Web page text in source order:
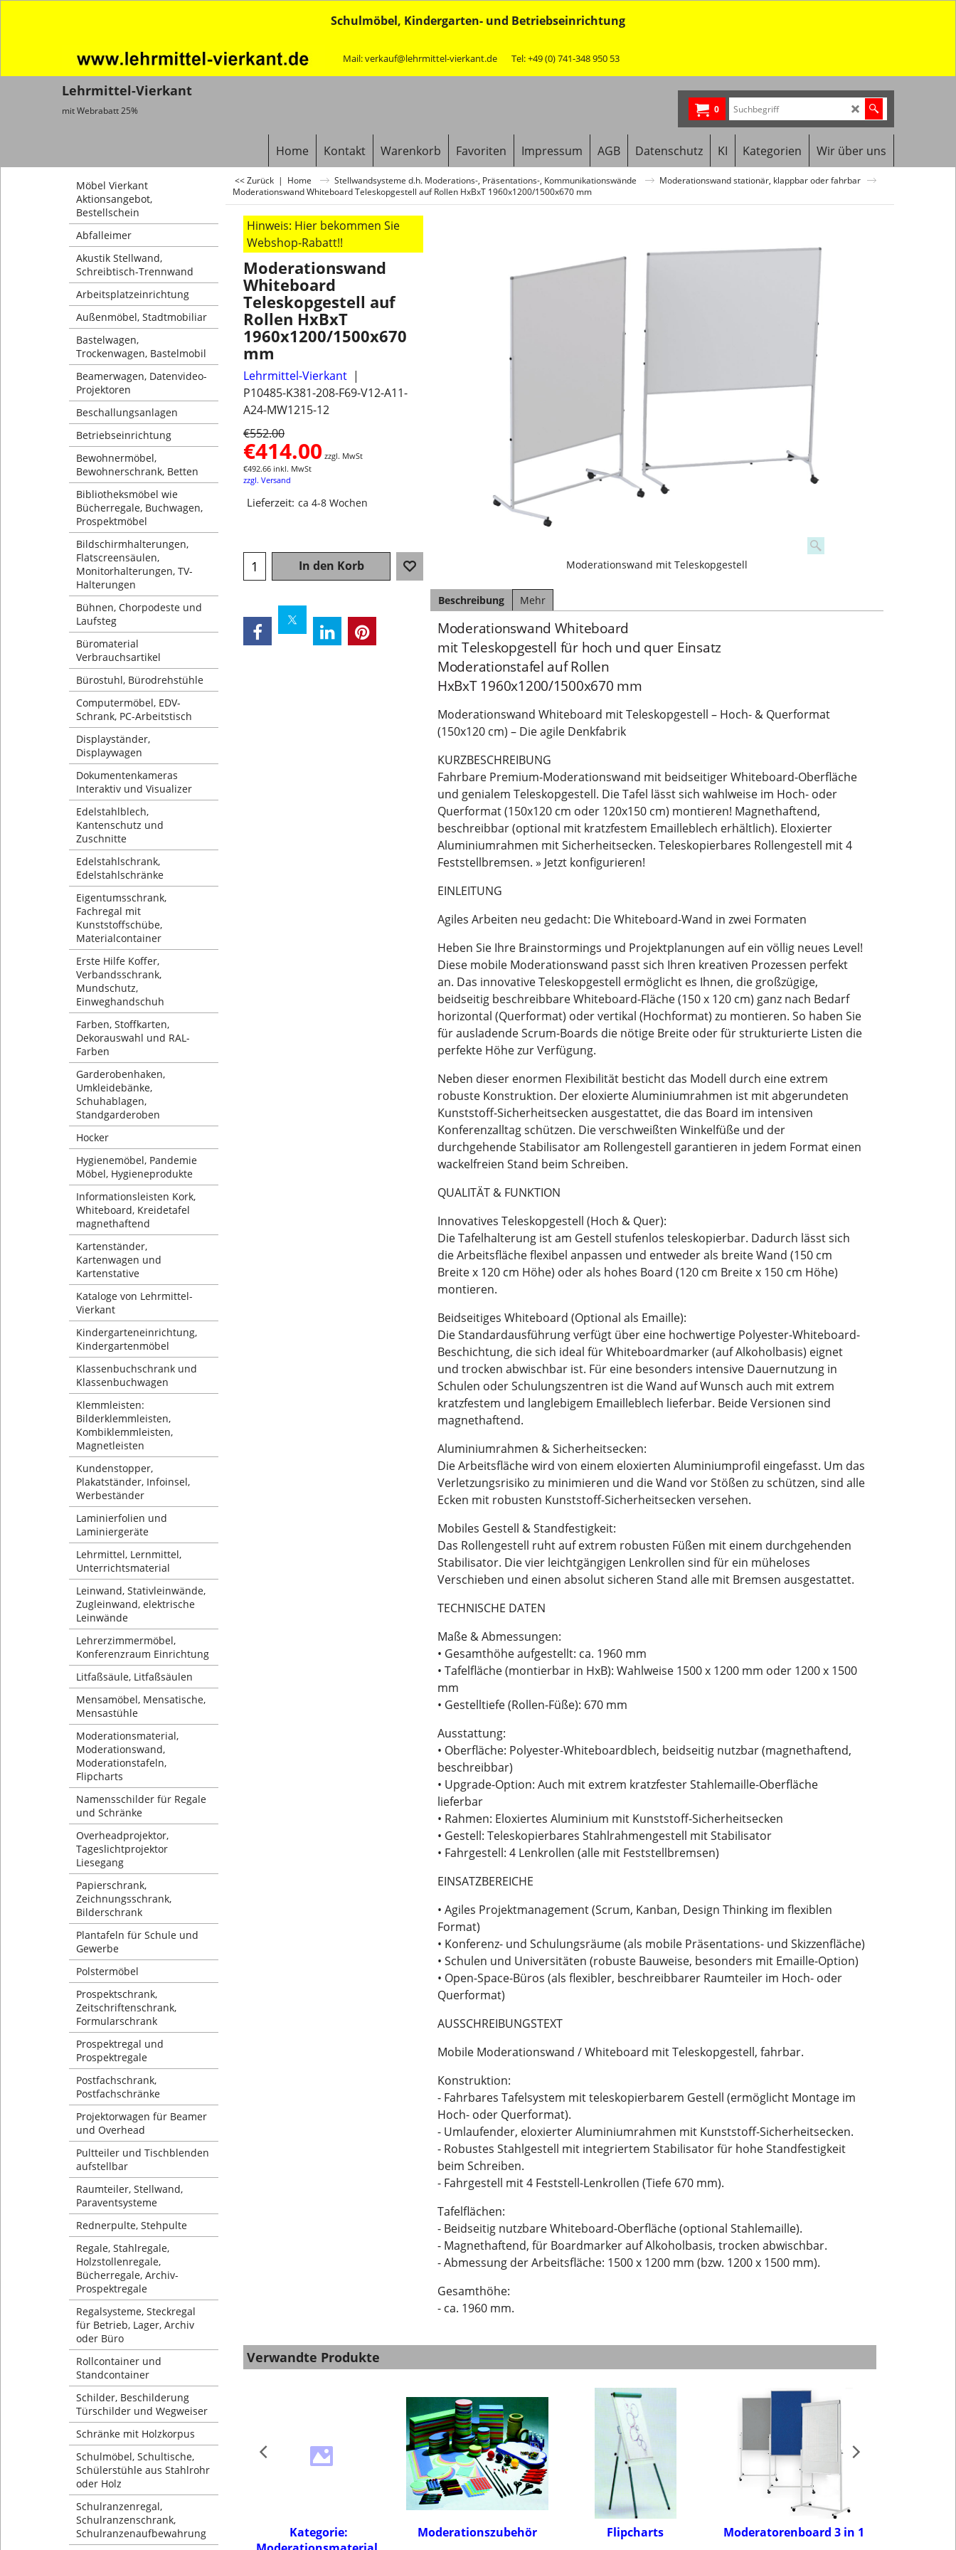
Schulmöbel, Kindergarten- und Betriebseinrichtung
Mail: verkauf@lehrmittel-vierkant.de Tel: +49 (0) 741-348 950 53
Lehrmittel-Vierkant
mit Webrabatt 25% 0
Home Kontakt Warenkorb Favoriten Impressum AGB Datenschutz KI Kategorien Wir über uns
Möbel Vierkant
Aktionsangebot,
Bestellschein
Abfalleimer
Akustik Stellwand,
Schreibtisch-Trennwand
Arbeitsplatzeinrichtung
Außenmöbel, Stadtmobiliar
Bastelwagen,
Trockenwagen, Bastelmobil
Beamerwagen, Datenvideo-
Projektoren
Beschallungsanlagen
Betriebseinrichtung
Bewohnermöbel,
Bewohnerschrank, Betten
Bibliotheksmöbel wie
Bücherregale, Buchwagen,
Prospektmöbel
Bildschirmhalterungen,
Flatscreensäulen,
Monitorhalterungen, TV-
Halterungen
Bühnen, Chorpodeste und
Laufsteg
Büromaterial
Verbrauchsartikel
Bürostuhl, Bürodrehstühle
Computermöbel, EDV-
Schrank, PC-Arbeitstisch
Displayständer,
Displaywagen
Dokumentenkameras
Interaktiv und Visualizer
Edelstahlblech,
Kantenschutz und
Zuschnitte
Edelstahlschrank,
Edelstahlschränke
Eigentumsschrank,
Fachregal mit
Kunststoffschübe,
Materialcontainer
Erste Hilfe Koffer,
Verbandsschrank,
Mundschutz,
Einweghandschuh
Farben, Stoffkarten,
Dekorauswahl und RAL-
Farben
Garderobenhaken,
Umkleidebänke,
Schuhablagen,
Standgarderoben
Hocker
Hygienemöbel, Pandemie
Möbel, Hygieneprodukte
Informationsleisten Kork,
Whiteboard, Kreidetafel
magnethaftend
Kartenständer,
Kartenwagen und
Kartenstative
Kataloge von Lehrmittel-
Vierkant
Kindergarteneinrichtung,
Kindergartenmöbel
Klassenbuchschrank und
Klassenbuchwagen
Klemmleisten:
Bilderklemmleisten,
Kombiklemmleisten,
Magnetleisten
Kundenstopper,
Plakatständer, Infoinsel,
Werbeständer
Laminierfolien und
Laminiergeräte
Lehrmittel, Lernmittel,
Unterrichtsmaterial
Leinwand, Stativleinwände,
Zugleinwand, elektrische
Leinwände
Lehrerzimmermöbel,
Konferenzraum Einrichtung
Litfaßsäule, Litfaßsäulen
Mensamöbel, Mensatische,
Mensastühle
Moderationsmaterial,
Moderationswand,
Moderationstafeln,
Flipcharts
Namensschilder für Regale
und Schränke
Overheadprojektor,
Tageslichtprojektor
Liesegang
Papierschrank,
Zeichnungsschrank,
Bilderschrank
Plantafeln für Schule und
Gewerbe
Polstermöbel
Prospektschrank,
Zeitschriftenschrank,
Formularschrank
Prospektregal und
Prospektregale
Postfachschrank,
Postfachschränke
Projektorwagen für Beamer
und Overhead
Pultteiler und Tischblenden
aufstellbar
Raumteiler, Stellwand,
Paraventsysteme
Rednerpulte, Stehpulte
Regale, Stahlregale,
Holzstollenregale,
Bücherregale, Archiv-
Prospektregale
Regalsysteme, Steckregal
für Betrieb, Lager, Archiv
oder Büro
Rollcontainer und
Standcontainer
Schilder, Beschilderung
Türschilder und Wegweiser
Schränke mit Holzkorpus
Schulmöbel, Schultische,
Schülerstühle aus Stahlrohr
oder Holz
Schulranzenregal,
Schulranzenschrank,
Schulranzenaufbewahrung
<< Zurück | Home Stellwandsysteme d.h. Moderations-, Präsentations-, Kommunikationswände
Moderationswand stationär, klappbar oder fahrbar
Moderationswand Whiteboard Teleskopgestell auf Rollen HxBxT 1960x1200/1500x670 mm
Moderationswand mit Teleskopgestell
Hinweis: Hier bekommen Sie
Webshop-Rabatt!!
Moderationswand
Whiteboard
Teleskopgestell auf
Rollen HxBxT
1960x1200/1500x670
mm
Lehrmittel-Vierkant
P10485-K381-208-F69-V12-A11-
A24-MW1215-12
€552.00
€414.00 zzgl. MwSt
€492.66 inkl. MwSt
zzgl. Versand
Lieferzeit: ca 4-8 Wochen
In den Korb
Beschreibung Mehr
Moderationswand Whiteboard
mit Teleskopgestell für hoch und quer Einsatz
Moderationstafel auf Rollen
HxBxT 1960x1200/1500x670 mm
Moderationswand Whiteboard mit Teleskopgestell – Hoch- & Querformat
(150x120 cm) – Die agile Denkfabrik
KURZBESCHREIBUNG
Fahrbare Premium-Moderationswand mit beidseitiger Whiteboard-Oberfläche
und genialem Teleskopgestell. Die Tafel lässt sich wahlweise im Hoch- oder
Querformat (150x120 cm oder 120x150 cm) montieren! Magnethaftend,
beschreibbar (optional mit kratzfestem Emailleblech erhältlich). Eloxierter
Aluminiumrahmen mit Sicherheitsecken. Teleskopierbares Rollengestell mit 4
Feststellbremsen. » Jetzt konfigurieren!
EINLEITUNG
Agiles Arbeiten neu gedacht: Die Whiteboard-Wand in zwei Formaten
Heben Sie Ihre Brainstormings und Projektplanungen auf ein völlig neues Level!
Diese mobile Moderationswand passt sich Ihren kreativen Prozessen perfekt
an. Das innovative Teleskopgestell ermöglicht es Ihnen, die großzügige,
beidseitig beschreibbare Whiteboard-Fläche (150 x 120 cm) ganz nach Bedarf
horizontal (Querformat) oder vertikal (Hochformat) zu montieren. So haben Sie
für ausladende Scrum-Boards die nötige Breite oder für strukturierte Listen die
perfekte Höhe zur Verfügung.
Neben dieser enormen Flexibilität besticht das Modell durch eine extrem
robuste Konstruktion. Der eloxierte Aluminiumrahmen ist mit abgerundeten
Kunststoff-Sicherheitsecken ausgestattet, die das Board im intensiven
Konferenzalltag schützen. Die verschweißten Winkelfüße und der
durchgehende Stabilisator am Rollengestell garantieren in jedem Format einen
wackelfreien Stand beim Schreiben.
QUALITÄT & FUNKTION
Innovatives Teleskopgestell (Hoch & Quer):
Die Tafelhalterung ist am Gestell stufenlos teleskopierbar. Dadurch lässt sich
die Arbeitsfläche flexibel anpassen und entweder als breite Wand (150 cm
Breite x 120 cm Höhe) oder als hohes Board (120 cm Breite x 150 cm Höhe)
montieren.
Beidseitiges Whiteboard (Optional als Emaille):
Die Standardausführung verfügt über eine hochwertige Polyester-Whiteboard-
Beschichtung, die sich ideal für Whiteboardmarker (auf Alkoholbasis) eignet
und trocken abwischbar ist. Für eine besonders intensive Dauernutzung in
Schulen oder Schulungszentren ist die Wand auf Wunsch auch mit extrem
kratzfestem und langlebigem Emailleblech lieferbar. Beide Versionen sind
magnethaftend.
Aluminiumrahmen & Sicherheitsecken:
Die Arbeitsfläche wird von einem eloxierten Aluminiumprofil eingefasst. Um das
Verletzungsrisiko zu minimieren und die Wand vor Stößen zu schützen, sind alle
Ecken mit robusten Kunststoff-Sicherheitsecken versehen.
Mobiles Gestell & Standfestigkeit:
Das Rollengestell ruht auf extrem robusten Füßen mit einem durchgehenden
Stabilisator. Die vier leichtgängigen Lenkrollen sind für ein müheloses
Verschieben und einen absolut sicheren Stand alle mit Bremsen ausgestattet.
TECHNISCHE DATEN
Maße & Abmessungen:
• Gesamthöhe aufgestellt: ca. 1960 mm
• Tafelfläche (montierbar in HxB): Wahlweise 1500 x 1200 mm oder 1200 x 1500
mm
• Gestelltiefe (Rollen-Füße): 670 mm
Ausstattung:
• Oberfläche: Polyester-Whiteboardblech, beidseitig nutzbar (magnethaftend,
beschreibbar)
• Upgrade-Option: Auch mit extrem kratzfester Stahlemaille-Oberfläche
lieferbar
• Rahmen: Eloxiertes Aluminium mit Kunststoff-Sicherheitsecken
• Gestell: Teleskopierbares Stahlrahmengestell mit Stabilisator
• Fahrgestell: 4 Lenkrollen (alle mit Feststellbremsen)
EINSATZBEREICHE
• Agiles Projektmanagement (Scrum, Kanban, Design Thinking im flexiblen
Format)
• Konferenz- und Schulungsräume (als mobile Präsentations- und Skizzenfläche)
• Schulen und Universitäten (robuste Bauweise, besonders mit Emaille-Option)
• Open-Space-Büros (als flexibler, beschreibbarer Raumteiler im Hoch- oder
Querformat)
AUSSCHREIBUNGSTEXT
Mobile Moderationswand / Whiteboard mit Teleskopgestell, fahrbar.
Konstruktion:
- Fahrbares Tafelsystem mit teleskopierbarem Gestell (ermöglicht Montage im
Hoch- oder Querformat).
- Umlaufender, eloxierter Aluminiumrahmen mit Kunststoff-Sicherheitsecken.
- Robustes Stahlgestell mit integriertem Stabilisator für hohe Standfestigkeit
beim Schreiben.
- Fahrgestell mit 4 Feststell-Lenkrollen (Tiefe 670 mm).
Tafelflächen:
- Beidseitig nutzbare Whiteboard-Oberfläche (optional Stahlemaille).
- Magnethaftend, für Boardmarker auf Alkoholbasis, trocken abwischbar.
- Abmessung der Arbeitsfläche: 1500 x 1200 mm (bzw. 1200 x 1500 mm).
Gesamthöhe:
- ca. 1960 mm.
Verwandte Produkte
Kategorie:
Moderationszubehör Flipcharts Moderatorenboard 3 in 1